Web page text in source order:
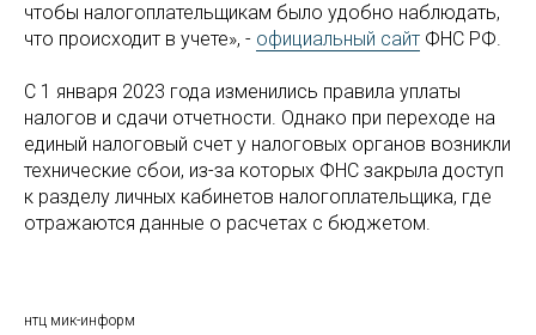
чтобы налогоплательщикам было удобно наблюдать,
что происходит в учете», - официальный сайт ФНС РФ.
С 1 января 2023 года изменились правила уплаты
налогов и сдачи отчетности. Однако при переходе на
единый налоговый счет у налоговых органов возникли
технические сбои, из-за которых ФНС закрыла доступ
к разделу личных кабинетов налогоплательщика, где
отражаются данные о расчетах с бюджетом.
нтц мик-информ